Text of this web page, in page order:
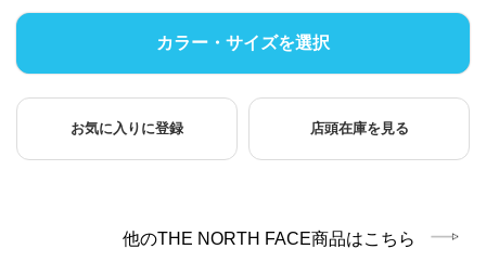
カラー・サイズを選択
お気に入りに登録 店頭在庫を見る
他のTHE NORTH FACE商品はこちら